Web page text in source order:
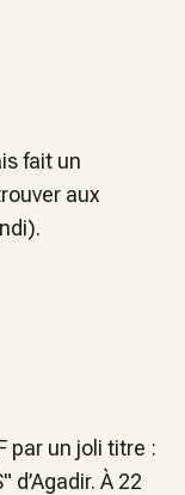
fait un
aux
par un joli titre :
d’Agadir. À 22